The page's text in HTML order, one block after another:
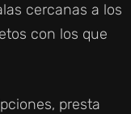
cercanas a los
con los que
presta